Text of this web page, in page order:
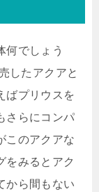
何でしょう
したアクアと
ばプリウスを
さらにコンパ
このアクアな
をみるとアク
から間もない